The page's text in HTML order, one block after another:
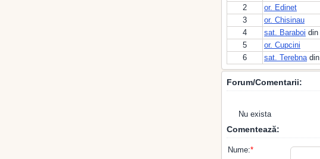
2
or. Edinet
3
or. Chisinau
4
sat. Baraboi din
5
or. Cupcini
6
sat. Terebnadin
Forum/Comentarii:
Nu exista
Comentează:
Nume:*